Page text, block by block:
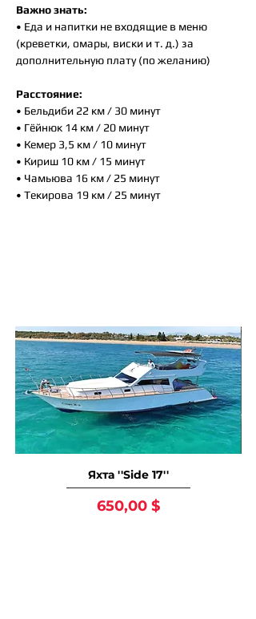
Важно знать:
• Еда и напитки не входящие в меню
(креветки, омары, виски и т. д.) за
дополнительную плату (по желанию)
Расстояние:
• Бельдиби 22 км / 30 минут
• Гёйнюк 14 км / 20 минут
• Кемер 3,5 км / 10 минут
• Кириш 10 км / 15 минут
• Чамьюва 16 км / 25 минут
• Текирова 19 км / 25 минут
Яхта ''Side 17''
Цена
650,00 $